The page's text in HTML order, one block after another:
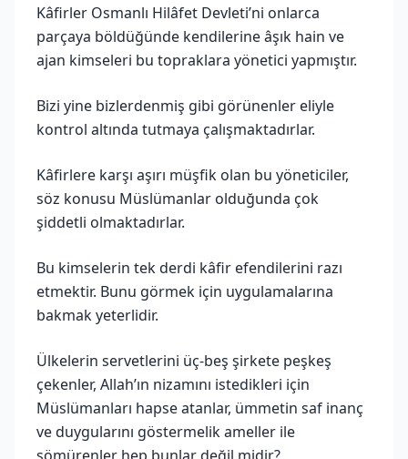
Kâfirler Osmanlı Hilâfet Devleti’ni onlarca
parçaya böldüğünde kendilerine âşık hain ve
ajan kimseleri bu topraklara yönetici yapmıştır.
Bizi yine bizlerdenmiş gibi görünenler eliyle
kontrol altında tutmaya çalışmaktadırlar.
Kâfirlere karşı aşırı müşfik olan bu yöneticiler,
söz konusu Müslümanlar olduğunda çok
şiddetli olmaktadırlar.
Bu kimselerin tek derdi kâfir efendilerini razı
etmektir. Bunu görmek için uygulamalarına
bakmak yeterlidir.
Ülkelerin servetlerini üç-beş şirkete peşkeş
çekenler, Allah’ın nizamını istedikleri için
Müslümanları hapse atanlar, ümmetin saf inanç
ve duygularını göstermelik ameller ile